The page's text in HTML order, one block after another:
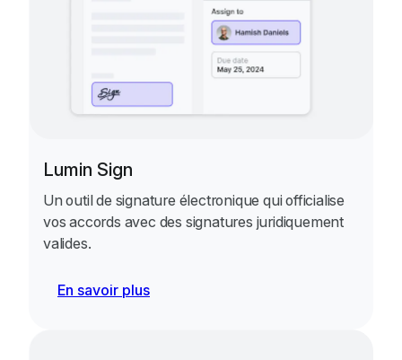
Lumin Sign
Un outil de signature électronique qui officialise
vos accords avec des signatures juridiquement
valides.
En savoir plus